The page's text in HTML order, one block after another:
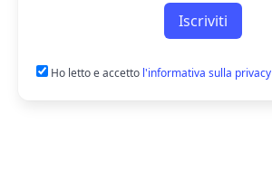
Iscriviti
Ho letto e accetto l'informativa sulla privacy